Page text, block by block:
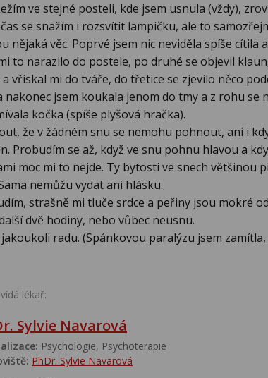
ve stejné posteli, kde jsem usnula (vždy),
se snažím i rozsvítit lampičku, ale to
nějaká věc. Poprvé jsem nic neviděla spíše cítila
to narazilo do postele, po druhé se objevil
vřískal mi do tváře, do třetice se zjevilo něco
nakonec jsem koukala jenom do tmy a z rohu se
kočka (spíše plyšová hračka).
že v žádném snu se nemohu pohnout, ani i
Probudím se až, když ve snu pohnu hlavou a
moc mi to nejde. Ty bytosti ve snech většinou
nemůžu vydat ani hlásku.
strašně mi tluče srdce a peřiny jsou mokré
dvě hodiny, nebo vůbec neusnu.
radu. (Spánkovou paralýzu jsem
lékař:
Sylvie Navarová
Psychologie, Psychoterapie
PhDr. Sylvie Navarová